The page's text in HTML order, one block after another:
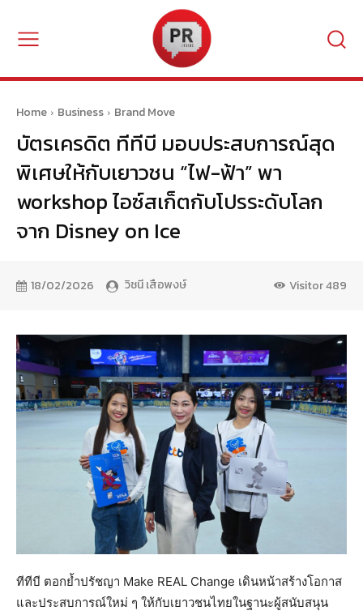
Home Business Brand Move
บัตรเครดิต ทีทีบี มอบประสบการณ์สุด
พิเศษให้กับเยาวชน “ไฟ-ฟ้า” พา
workshop ไอซ์สเก็ตกับโปรระดับโลก
จาก Disney on Ice
18/02/2026 วิชนี เสือพงษ์ Visitor489
ทีทีบี ตอกย้ำปรัชญา Make REAL Change เดินหน้าสร้างโอกาส
และประสบการณ์ใหม่ ๆ ให้กับเยาวชนไทยในฐานะผู้สนับสนุน